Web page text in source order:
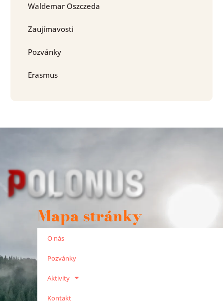
Waldemar Oszczeda
Zaujímavosti
Pozvánky
Erasmus
Mapa stránky
O nás
Pozvánky
Aktivity
Kontakt